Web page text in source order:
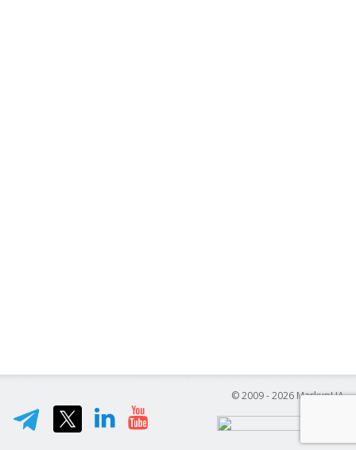
© 2009 - 2026 MarkupUA